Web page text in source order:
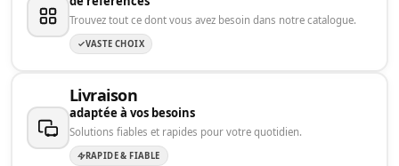
Trouvez tout ce dont vous avez besoin dans notre catalogue.
VASTE CHOIX
Livraison
adaptée à vos besoins
Solutions fiables et rapides pour votre quotidien.
RAPIDE & FIABLE